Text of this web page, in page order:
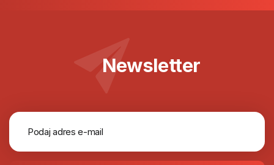
Newsletter